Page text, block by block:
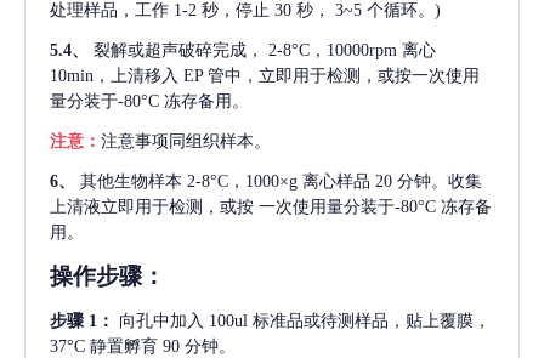
处理样品，工作 1-2 秒，停止 30 秒， 3~5 个循环。)
5.4、 裂解或超声破碎完成，
2-8°C，10000rpm 离心
10min，上清移入 EP 管中，立即用于检测，或按一次使用
量分装于-80°C 冻存备用。
注意： 注意事项同组织样本。
6、 其他生物样本 2-8°C，1000×g 离心样品 20 分钟。收集
上清液立即用于检测，或按 一次使用量分装于-80°C 冻存备
用。
操作步骤：
步骤 1： 向孔中加入 100ul 标准品或待测样品，贴上覆膜，
37°C 静置孵育 90 分钟。